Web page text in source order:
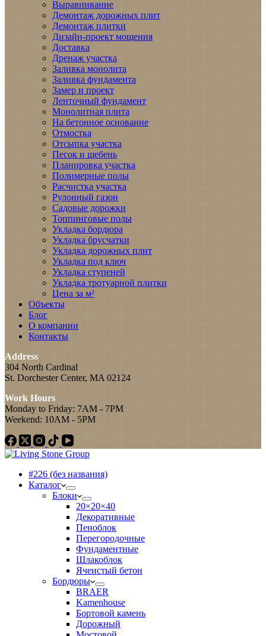
Выравнивание
Демонтаж дорожных плит
Демонтаж плитки
Дизайн-проект мощения
Доставка
Дренаж участка
Заливка монолита
Заливка фундамента
Замер и проект
Ленточный фундамент
Монолитная плита
На бетонное основание
Отмостка
Отсыпка участка
Песок и щебень
Планировка участка
Полимерные полы
Расчистка участка
Рулонный газон
Садовые дорожки
Топпинговые полы
Укладка бордюра
Укладка брусчатки
Укладка дорожных плит
Укладка под ключ
Укладка ступеней
Укладка тротуарной плитки
Цена за м²
Объекты
Блог
О компании
Контакты
Address
304 North Cardinal
St. Dorchester Center, MA 02124
Work Hours
Monday to Friday: 7AM - 7PM
Weekend: 10AM - 5PM
#226 (без названия)
Каталог
Блоки
20×20×40
Декоративные
Пеноблок
Перегородочные
Фундаментные
Шлакоблок
Ячеистый бетон
Бордюры
BRAER
Kamenhouse
Бортовой камень
Дорожный